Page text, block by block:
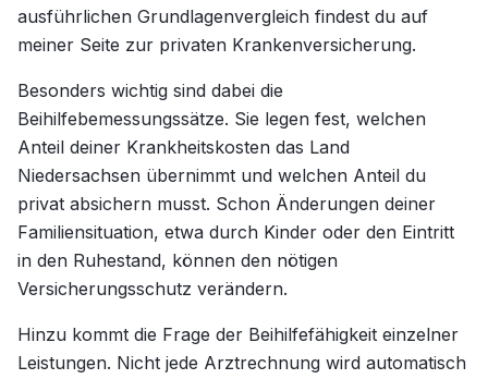
ausführlichen Grundlagenvergleich findest du auf
meiner Seite zur privaten Krankenversicherung.
Besonders wichtig sind dabei die
Beihilfebemessungssätze. Sie legen fest, welchen
Anteil deiner Krankheitskosten das Land
Niedersachsen übernimmt und welchen Anteil du
privat absichern musst. Schon Änderungen deiner
Familiensituation, etwa durch Kinder oder den Eintritt
in den Ruhestand, können den nötigen
Versicherungsschutz verändern.
Hinzu kommt die Frage der Beihilfefähigkeit einzelner
Leistungen. Nicht jede Arztrechnung wird automatisch